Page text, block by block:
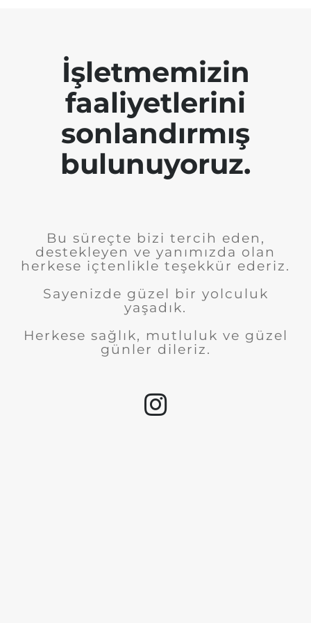
İşletmemizin
faaliyetlerini
sonlandırmış
bulunuyoruz.
Bu süreçte bizi tercih eden,
destekleyen ve yanımızda olan
herkese içtenlikle teşekkür ederiz.
Sayenizde güzel bir yolculuk
yaşadık.
Herkese sağlık, mutluluk ve güzel
günler dileriz.